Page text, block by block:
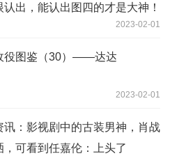
认出，能认出图四的才是大神！
2023-02-01
役图鉴（30）——达达
2023-02-01
讯：影视剧中的古装男神，肖战
，可看到任嘉伦：上头了